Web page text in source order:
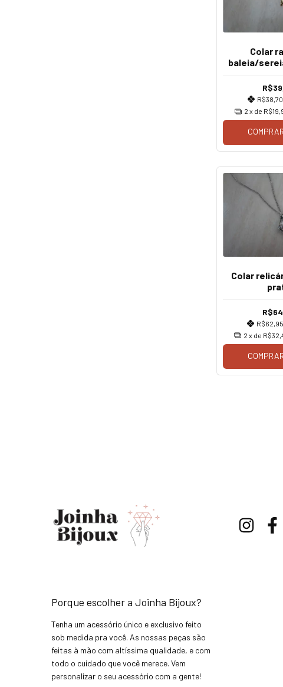
Colar
baleia/
R$38,70
2 x de
COMPRAR
Colar
R$62,95
2 x de
COMPRAR
Porque escolher a Joinha Bijoux?
Tenha um acessório único e exclusivo feito
sob medida pra você. As nossas peças são
feitas à mão com altíssima qualidade, e com
todo o cuidado que você merece. Vem
personalizar o seu acessório com a gente!